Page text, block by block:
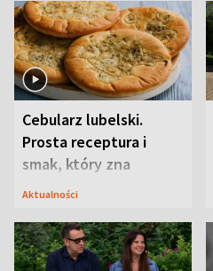
Cebularz lubelski.
Prosta receptura i
smak, który zna
Lubelszczyzna
Aktualności